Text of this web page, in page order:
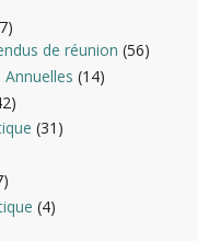
de réunion (56)
(14)
(31)
(4)